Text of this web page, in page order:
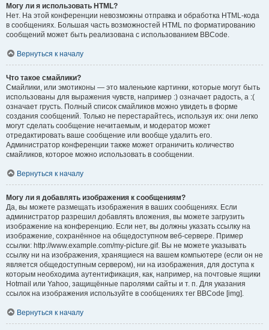
Могу ли я использовать HTML?
Нет. На этой конференции невозможны отправка и обработка HTML-кода
в сообщениях. Большая часть возможностей HTML по форматированию
сообщений может быть реализована с использованием BBCode.
Вернуться к началу
Что такое смайлики?
Смайлики, или эмотиконы — это маленькие картинки, которые могут быть
использованы для выражения чувств, например :) означает радость, а :(
означает грусть. Полный список смайликов можно увидеть в форме
создания сообщений. Только не перестарайтесь, используя их: они легко
могут сделать сообщение нечитаемым, и модератор может
отредактировать ваше сообщение или вообще удалить его.
Администратор конференции также может ограничить количество
смайликов, которое можно использовать в сообщении.
Вернуться к началу
Могу ли я добавлять изображения к сообщениям?
Да, вы можете размещать изображения в ваших сообщениях. Если
администратор разрешил добавлять вложения, вы можете загрузить
изображение на конференцию. Если нет, вы должны указать ссылку на
изображение, сохранённое на общедоступном веб-сервере. Пример
ссылки: http://www.example.com/my-picture.gif. Вы не можете указывать
ссылку ни на изображения, хранящиеся на вашем компьютере (если он не
является общедоступным сервером), ни на изображения, для доступа к
которым необходима аутентификация, как, например, на почтовые ящики
Hotmail или Yahoo, защищённые паролями сайты и т. п. Для указания
ссылок на изображения используйте в сообщениях тег BBCode [img].
Вернуться к началу